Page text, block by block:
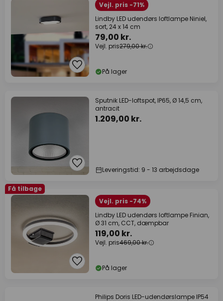
Vejl. pris -71%
Lindby LED udendørs loftlampe Niniel,
sort, 24 x 14 cm
79,00 kr.
Vejl. pris279,00 kr.
På lager
Sputnik LED-loftspot, IP65, Ø 14,5 cm,
antracit
1.209,00 kr.
Leveringstid: 9 - 13 arbejdsdage
Få tilbage
Vejl. pris -74%
Lindby LED udendørs loftlampe Finian,
Ø 31 cm, CCT, dæmpbar
119,00 kr.
Vejl. pris469,00 kr.
På lager
Philips Doris LED-udendørslampe IP54